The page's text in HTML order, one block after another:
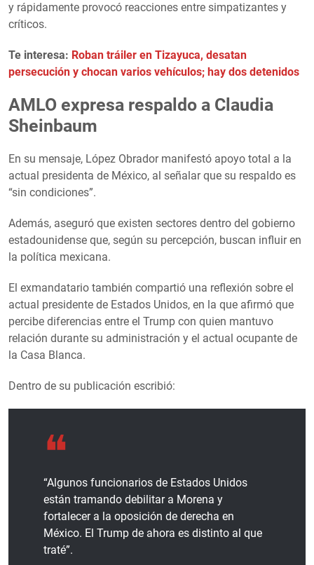
y rápidamente provocó reacciones entre simpatizantes y
críticos.
Te interesa: Roban tráiler en Tizayuca, desatan
persecución y chocan varios vehículos; hay dos detenidos
AMLO expresa respaldo a Claudia
Sheinbaum
En su mensaje, López Obrador manifestó apoyo total a la
actual presidenta de México, al señalar que su respaldo es
“sin condiciones”.
Además, aseguró que existen sectores dentro del gobierno
estadounidense que, según su percepción, buscan influir en
la política mexicana.
El exmandatario también compartió una reflexión sobre el
actual presidente de Estados Unidos, en la que afirmó que
percibe diferencias entre el Trump con quien mantuvo
relación durante su administración y el actual ocupante de
la Casa Blanca.
Dentro de su publicación escribió:
“Algunos funcionarios de Estados Unidos
están tramando debilitar a Morena y
fortalecer a la oposición de derecha en
México. El Trump de ahora es distinto al que
traté”.